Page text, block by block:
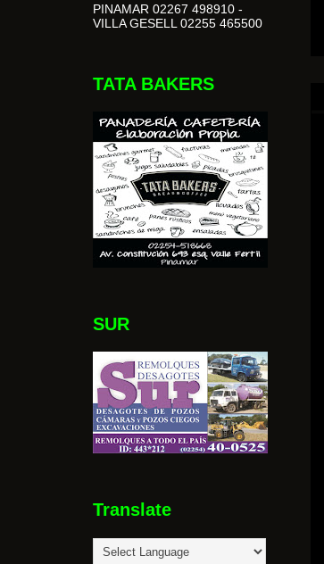
PINAMAR 02267 498910 -
VILLA GESELL 02255 465500
TATA BAKERS
SUR
Translate